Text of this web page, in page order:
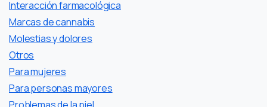
Interacción farmacológica
Marcas de cannabis
Molestias y dolores
Otros
Para mujeres
Para personas mayores